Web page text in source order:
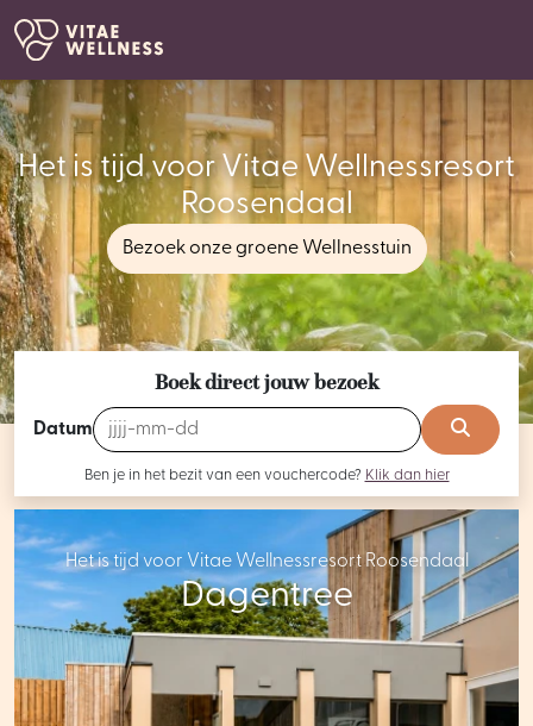
Het is tijd voor Vitae Wellnessresort
Roosendaal
Bezoek onze groene Wellnesstuin
Boek direct jouw bezoek
Datum
Ben je in het bezit van een vouchercode? Klik dan hier
Het is tijd voor Vitae Wellnessresort Roosendaal
Dagentree